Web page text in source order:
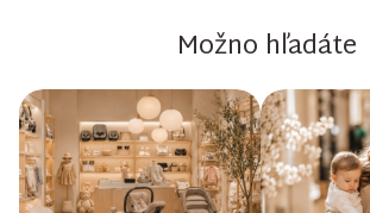
Možno hľadáte